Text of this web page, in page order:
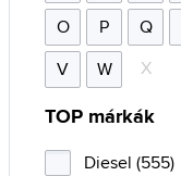
O
P Q
V
W X
TOP márkák
Diesel (555)